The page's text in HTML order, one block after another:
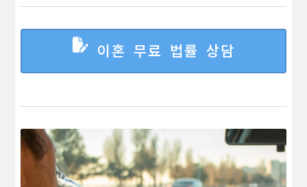
이혼 무료 법률 상담